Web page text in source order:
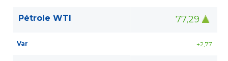
Pétrole WTI 77,29
Var +2,77